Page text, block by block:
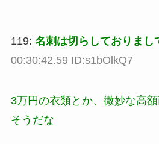
119: 名刺は切らしておりまし
00:30:42.59 ID:s1bOlkQ7
3万円の衣類とか、微妙な高
そうだな